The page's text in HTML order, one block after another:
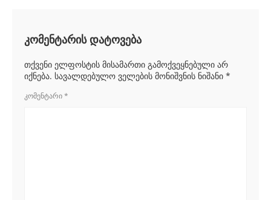
კომენტარის დატოვება
თქვენი ელფოსტის მისამართი გამოქვეყნებული არ
იქნება. სავალდებულო ველების მონიშვნის ნიშანი *
ᲙᲝᲛᲔᲜᲢᲐᲠᲘ*